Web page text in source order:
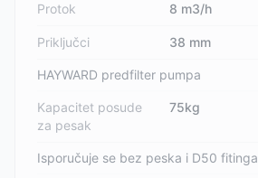
Protok 8 m3/h
Priključci 38 mm
HAYWARD predfilter pumpa
Kapacitet posude
za pesak
75kg
Isporučuje se bez peska i D50 fitinga